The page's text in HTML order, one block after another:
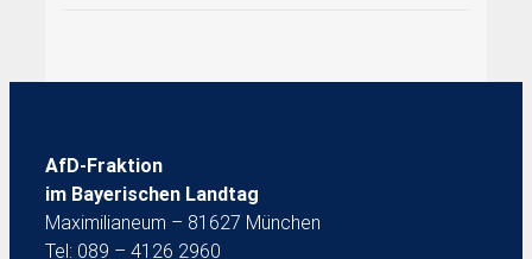
AfD-Fraktion
im Bayerischen Landtag
Maximilianeum – 81627 München
Tel: 089 – 4126 2960